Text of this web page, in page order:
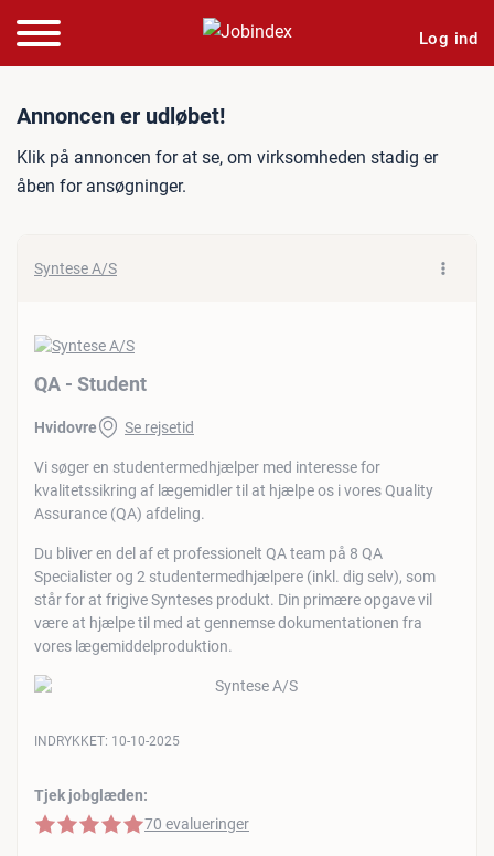
Log ind
Jobannonce: QA - Student
Annoncen er udløbet!
Klik på annoncen for at se, om virksomheden stadig er
åben for ansøgninger.
Syntese A/S
QA - Student
Hvidovre Se rejsetid
Vi søger en studentermedhjælper med interesse for
kvalitetssikring af lægemidler til at hjælpe os i vores Quality
Assurance (QA) afdeling.
Du bliver en del af et professionelt QA team på 8 QA
Specialister og 2 studentermedhjælpere (inkl. dig selv), som
står for at frigive Synteses produkt. Din primære opgave vil
være at hjælpe til med at gennemse dokumentationen fra
vores lægemiddelproduktion.
Tjek jobglæden:
5 af 5 stjerner
70 evalueringer
INDRYKKET: 10-10-2025